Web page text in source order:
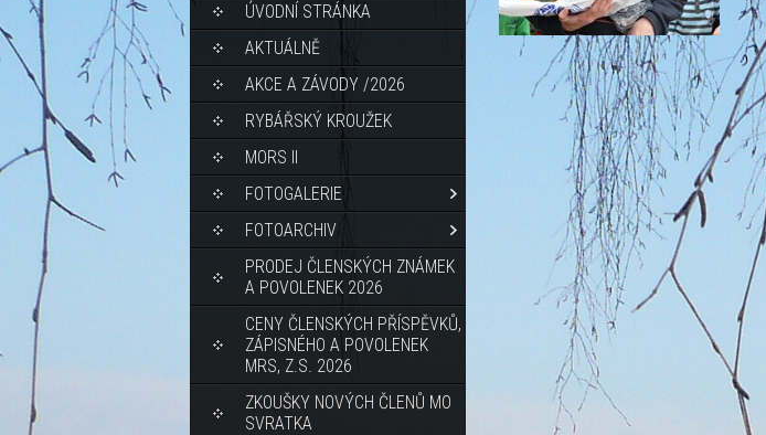
ÚVODNÍ STRÁNKA
AKTUÁLNĚ
AKCE A ZÁVODY /2026
RYBÁŘSKÝ KROUŽEK
MORS II
FOTOGALERIE
FOTOARCHIV
PRODEJ ČLENSKÝCH ZNÁMEK
A POVOLENEK 2026
CENY ČLENSKÝCH PŘÍSPĚVKŮ,
ZÁPISNÉHO A POVOLENEK
MRS, Z.S. 2026
ZKOUŠKY NOVÝCH ČLENŮ MO
SVRATKA